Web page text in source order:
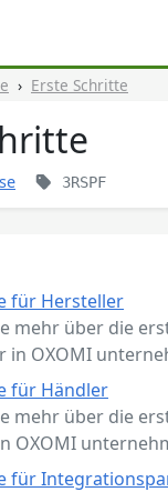
Erste Schritte
3RSPF
für Hersteller
mehr über die
in OXOMI
für Händler
mehr über die
OXOMI
für